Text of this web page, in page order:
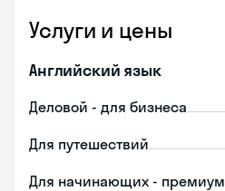
Услуги и цены
Английский язык
Деловой - для бизнеса
Для путешествий
Для начинающих - премиум